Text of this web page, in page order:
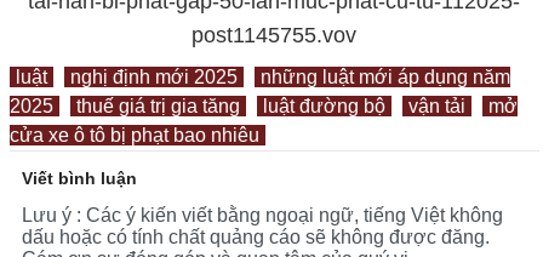
post1145755.vov
luật nghị định mới 2025
những luật mới áp dụng năm
2025
thuế giá trị gia tăng luật đường bộ vận tải
mở
cửa xe ô tô bị phạt bao nhiêu
Viết bình luận
Lưu ý : Các ý kiến viết bằng ngoại ngữ, tiếng Việt không
dấu hoặc có tính chất quảng cáo sẽ không được đăng.